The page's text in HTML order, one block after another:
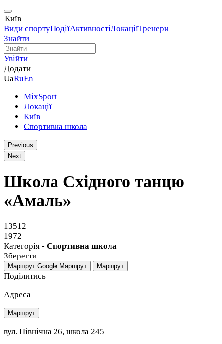
Київ
Види спортуПодіїАктивностіЛокаціїТренери
Знайти
Увійти
Додати
UaRuEn
MixSport
Локації
Київ
Спортивна школа
Previous
Next
Школа Східного танцю
«Амаль»
13512
1972
Категорія - Спортивна школа
Зберегти
Маршрут Google Маршрут Маршрут
Поділитись
Адреса
Маршрут
вул. Північна 26, школа 245